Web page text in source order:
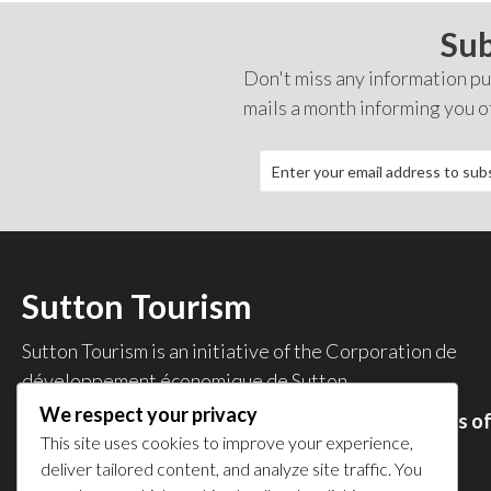
Don't miss any information
mails a month informing you
Sutton Tourism
Sutton Tourism is an initiative of the Corporation de
développement économique de Sutton.
Acces our list of businesses and services members of
the CDES .
Privacy Policy
We respect your privacy
This site uses cookies to improve your experience,
deliver tailored content, and analyze site traffic. You